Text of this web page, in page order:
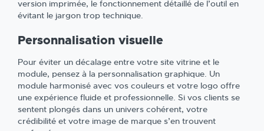
version imprimée, le fonctionnement détaillé de l’outil en
évitant le jargon trop technique.
Personnalisation visuelle
Pour éviter un décalage entre votre site vitrine et le
module, pensez à la personnalisation graphique. Un
module harmonisé avec vos couleurs et votre logo offre
une expérience fluide et professionnelle. Si vos clients se
sentent plongés dans un univers cohérent, votre
crédibilité et votre image de marque s’en trouvent